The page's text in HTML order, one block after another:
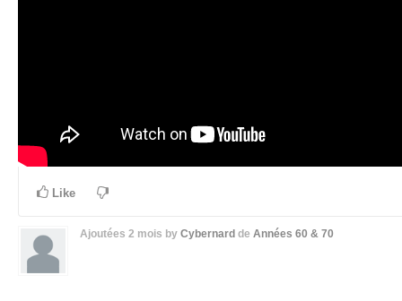
Like
Ajoutées 2 mois by Cybernard de Années 60 & 70